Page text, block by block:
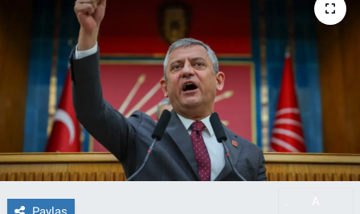
Künye
Son Dakika Haberleri
Haber Arşivi